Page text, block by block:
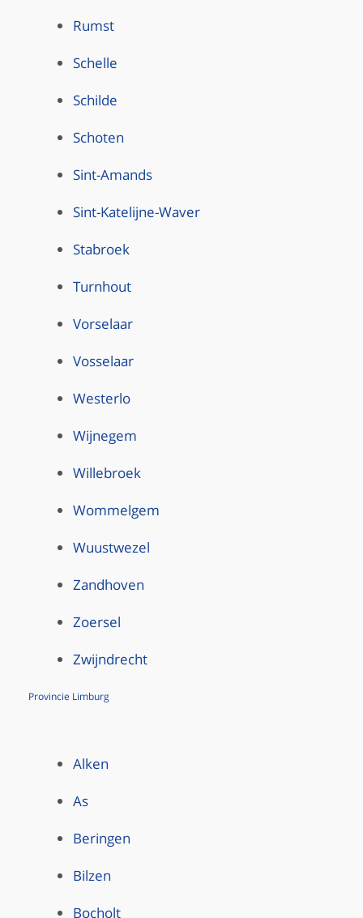
Rumst
Schelle
Schilde
Schoten
Sint-Amands
Sint-Katelijne-Waver
Stabroek
Turnhout
Vorselaar
Vosselaar
Westerlo
Wijnegem
Willebroek
Wommelgem
Wuustwezel
Zandhoven
Zoersel
Zwijndrecht
Provincie Limburg
Alken
As
Beringen
Bilzen
Bocholt